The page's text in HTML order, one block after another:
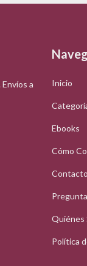
a
Inicio
Ebooks
Cómo
Contacto
Quiénes
Política